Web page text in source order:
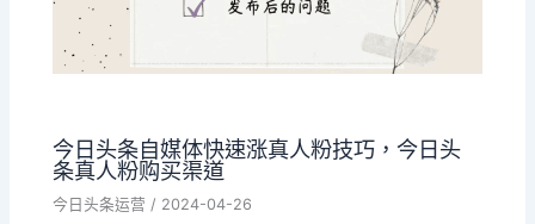
今日头条自媒体快速涨真人粉技巧，今日头
条真人粉购买渠道
今日头条运营 / 2024-04-26